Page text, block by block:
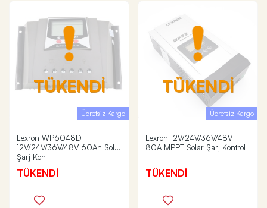
TÜKENDİ
Ücretsiz Kargo
Lexron WP6048D
12V/24V/36V/48V 60Ah Solar
Şarj Kon
TÜKENDİ
TÜKENDİ
Ücretsiz Kargo
Lexron 12V/24V/36V/48V
80A MPPT Solar Şarj Kontrol
TÜKENDİ